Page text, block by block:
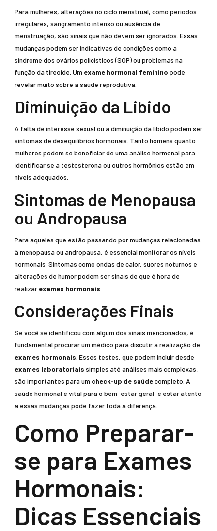
Para mulheres, alterações no ciclo menstrual, como períodos
irregulares, sangramento intenso ou ausência de
menstruação, são sinais que não devem ser ignorados. Essas
mudanças podem ser indicativas de condições como a
síndrome dos ovários policísticos (SOP) ou problemas na
função da tireoide. Um exame hormonal feminino pode
revelar muito sobre a saúde reprodutiva.
Diminuição da Libido
A falta de interesse sexual ou a diminuição da libido podem ser
sintomas de desequilíbrios hormonais. Tanto homens quanto
mulheres podem se beneficiar de uma análise hormonal para
identificar se a testosterona ou outros hormônios estão em
níveis adequados.
Sintomas de Menopausa
ou Andropausa
Para aqueles que estão passando por mudanças relacionadas
à menopausa ou andropausa, é essencial monitorar os níveis
hormonais. Sintomas como ondas de calor, suores noturnos e
alterações de humor podem ser sinais de que é hora de
realizar exames hormonais
Considerações Finais
Se você se identificou com algum dos sinais mencionados, é
fundamental procurar um médico para discutir a realização de
exames hormonais . Esses testes, que podem incluir desde
exames laboratoriais simples até análises mais complexas,
são importantes para um check-up de saúdecompleto. A
saúde hormonal é vital para o bem-estar geral, e estar atento
a essas mudanças pode fazer toda a diferença.
Como Preparar-
se para Exames
Hormonais:
Dicas Essenciais